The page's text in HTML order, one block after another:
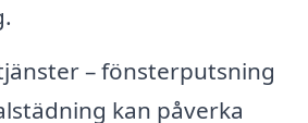
– fönsterputsning
kan påverka